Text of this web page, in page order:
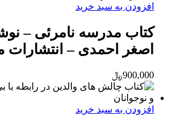
افزودن به سبد خرید
کتاب مدرسه نامرئی –
اصغر احمدی – انتشارات
900,000﷼
افزودن به سبد خرید